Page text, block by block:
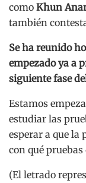
como Khun
también
Se ha reunido
empezado ya a
siguiente fase
Estamos
estudiar las
esperar a que
con qué
(El letrado